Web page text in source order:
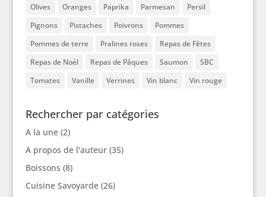
Olives
Oranges Paprika Parmesan
Persil
Pignons
Pistaches Poivrons
Pommes
Pommes de terre
Pralines roses
Repas de Fêtes
Repas de Noël
Repas de Pâques Saumon
SBC
Tomates
Vanille Verrines Vin blanc Vin rouge
Rechercher par catégories
A la une(2)
A propos de l'auteur(35)
Boissons (8)
Cuisine Savoyarde(26)